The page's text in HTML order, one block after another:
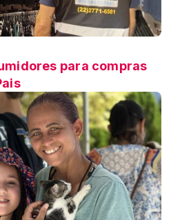
para compras